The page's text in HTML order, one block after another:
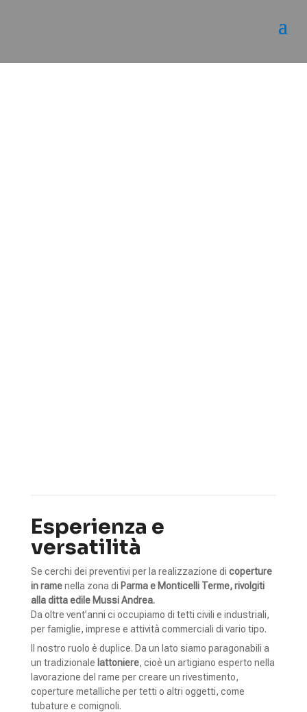
Esperienza e
versatilità
Se cerchi dei preventivi per la realizzazione di coperture
in rame nella zona di Parma e Monticelli Terme, rivolgiti
alla ditta edile Mussi Andrea.
Da oltre vent’anni ci occupiamo di tetti civili e industriali,
per famiglie, imprese e attività commerciali di vario tipo.
Il nostro ruolo è duplice. Da un lato siamo paragonabili a
un tradizionale lattoniere, cioè un artigiano esperto nella
lavorazione del rame per creare un rivestimento,
coperture metalliche per tetti o altri oggetti, come
tubature e comignoli.